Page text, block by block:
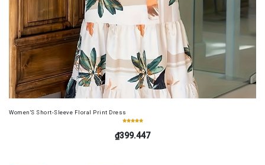
Women'S Short-Sleeve Floral Print Dress
₫399.447